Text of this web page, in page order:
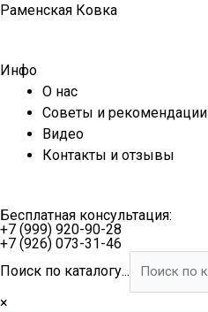
Перейти
Раменская Ковка
Инфо
О нас
Советы и рекомендации
Видео
Контакты и отзывы
Бесплатная консультация:
+7 (999) 920-90-28
+7 (926) 073-31-46
Поиск по каталогу...
×